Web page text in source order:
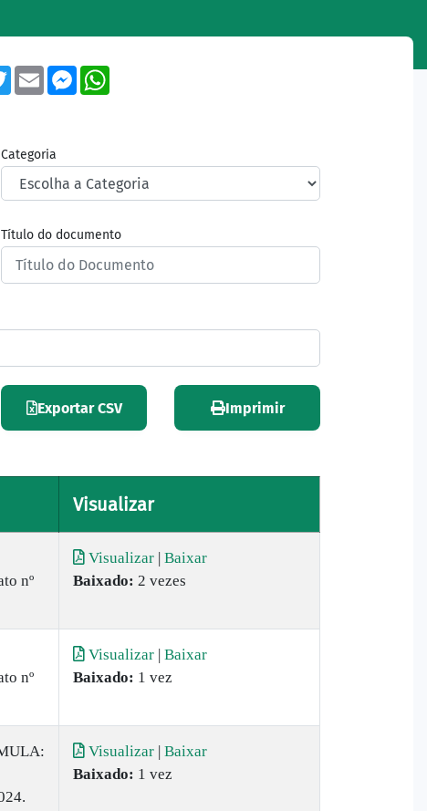
TwitterEmailMessenger
Categoria
Título do documento
Exportar CSV Imprimir
Visualizar
nº
Visualizar | Baixar
Baixado: 2 vezes
nº
Visualizar | Baixar
Baixado: 1 vez
Visualizar | Baixar
Baixado: 1 vez